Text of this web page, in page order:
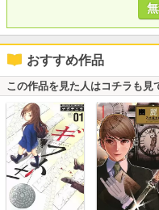
おすすめ作品
この作品を見た人はコチラも見